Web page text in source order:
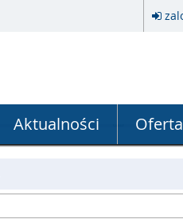
Aktualności Oferta